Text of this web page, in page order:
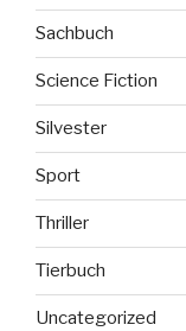
Sachbuch
Science Fiction
Silvester
Sport
Thriller
Tierbuch
Uncategorized